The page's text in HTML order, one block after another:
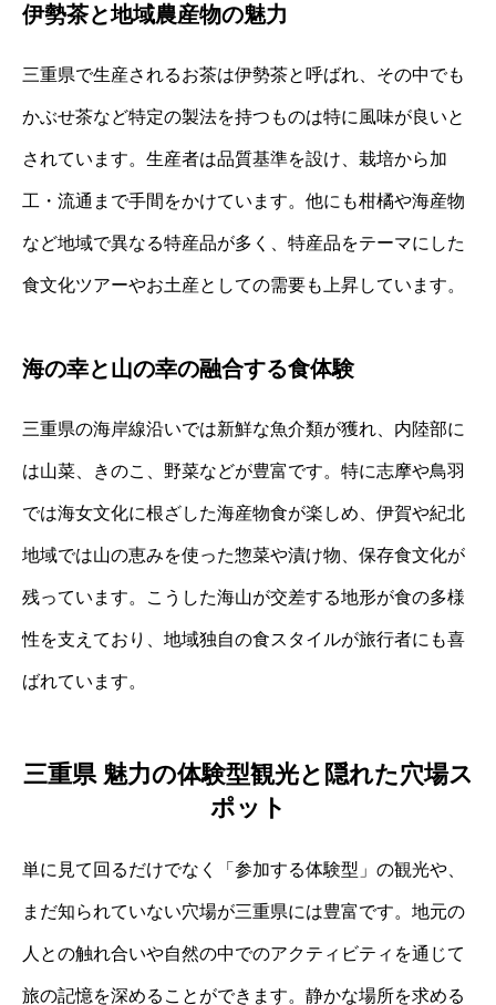
伊勢茶と地域農産物の魅力
三重県で生産されるお茶は伊勢茶と呼ばれ、その中でも
かぶせ茶など特定の製法を持つものは特に風味が良いと
されています。生産者は品質基準を設け、栽培から加
工・流通まで手間をかけています。他にも柑橘や海産物
など地域で異なる特産品が多く、特産品をテーマにした
食文化ツアーやお土産としての需要も上昇しています。
海の幸と山の幸の融合する食体験
三重県の海岸線沿いでは新鮮な魚介類が獲れ、内陸部に
は山菜、きのこ、野菜などが豊富です。特に志摩や鳥羽
では海女文化に根ざした海産物食が楽しめ、伊賀や紀北
地域では山の恵みを使った惣菜や漬け物、保存食文化が
残っています。こうした海山が交差する地形が食の多様
性を支えており、地域独自の食スタイルが旅行者にも喜
ばれています。
三重県 魅力の体験型観光と隠れた穴場ス
ポット
単に見て回るだけでなく「参加する体験型」の観光や、
まだ知られていない穴場が三重県には豊富です。地元の
人との触れ合いや自然の中でのアクティビティを通じて
旅の記憶を深めることができます。静かな場所を求める